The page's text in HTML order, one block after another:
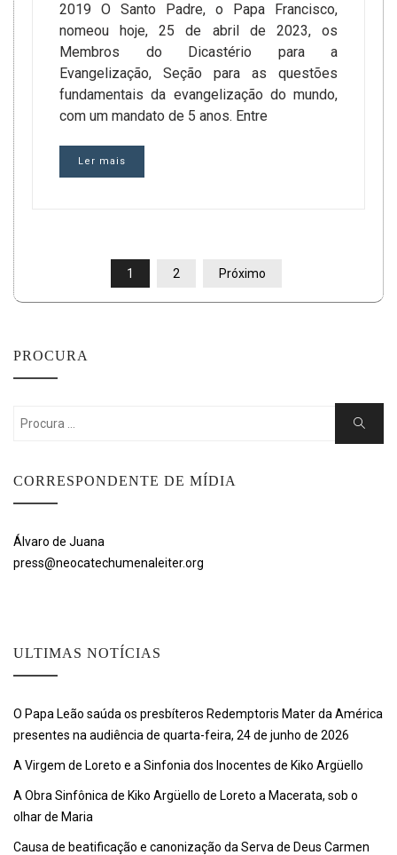
2019 O Santo Padre, o Papa Francisco,
nomeou hoje, 25 de abril de 2023, os
Membros do Dicastério para a
Evangelização, Seção para as questões
fundamentais da evangelização do mundo,
com um mandato de 5 anos. Entre
Ler mais
PAGINAÇÃO
DE
1 2 Próximo
PROCURA
Search
Search
CORRESPONDENTE DE MÍDIA
Álvaro de Juana
press@neocatechumenaleiter.org
ULTIMAS NOTÍCIAS
O Papa Leão saúda os presbíteros Redemptoris Mater da América
presentes na audiência de quarta-feira, 24 de junho de 2026
A Virgem de Loreto e a Sinfonia dos Inocentes de Kiko Argüello
A Obra Sinfônica de Kiko Argüello de Loreto a Macerata, sob o
olhar de Maria
Causa de beatificação e canonização da Serva de Deus Carmen